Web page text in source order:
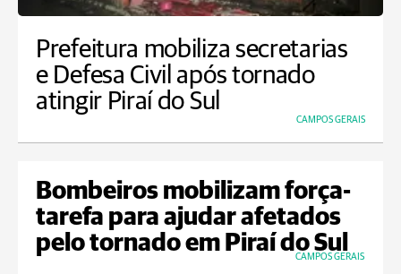
Prefeitura mobiliza secretarias
e Defesa Civil após tornado
atingir Piraí do Sul
CAMPOS GERAIS
Bombeiros mobilizam força-
tarefa para ajudar afetados
pelo tornado em Piraí do Sul
CAMPOS GERAIS